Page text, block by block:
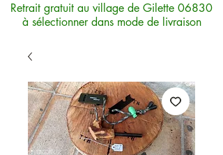
Retrait gratuit au village de Gilette 06830
à sélectionner dans mode de livraison